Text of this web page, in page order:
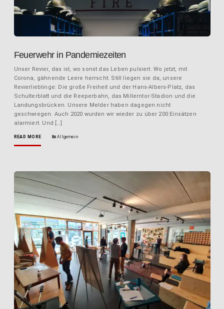
Feuerwehr in Pandemiezeiten
Unser Revier, das ist, wo sonst das Leben pulsiert. Wo jetzt, mit
Corona, gähnende Leere herrscht. Still liegen sie da, unsere
Revierlieblinge: Die große Freiheit und der Hans-Albers-Platz, das
Schulterblatt und die Reeperbahn, das Millerntor-Stadion und die
Landungsbrücken. Unsere Melder haben dagegen nicht
geschwiegen. Auch 2020 wurden wir wieder zu über 200 Einsätzen
alarmiert. Und […]
READ MORE Allgemein